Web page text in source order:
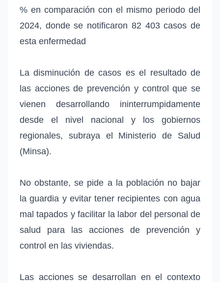
% en comparación con el mismo periodo del
2024, donde se notificaron 82 403 casos de
esta enfermedad
La disminución de casos es el resultado de
las acciones de prevención y control que se
vienen desarrollando ininterrumpidamente
desde el nivel nacional y los gobiernos
regionales, subraya el Ministerio de Salud
(Minsa).
No obstante, se pide a la población no bajar
la guardia y evitar tener recipientes con agua
mal tapados y facilitar la labor del personal de
salud para las acciones de prevención y
control en las viviendas.
Las acciones se desarrollan en el contexto